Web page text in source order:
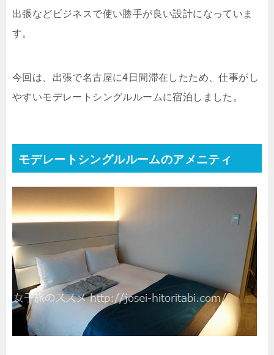
出張などビジネスで使い勝手が良い設計になっていま
す。
今回は、出張で名古屋に4日間滞在したため、仕事がし
やすいモデレートシングルルームに宿泊しました。
モデレートシングルルームのアメニティ